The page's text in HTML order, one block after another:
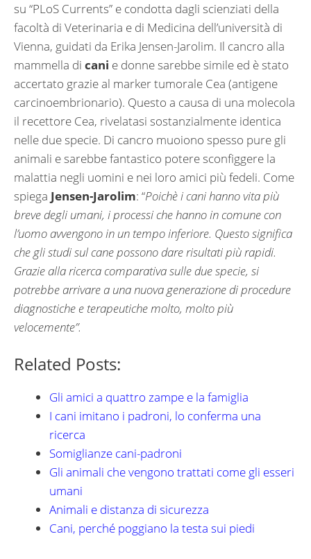
su “PLoS Currents” e condotta dagli scienziati della
facoltà di Veterinaria e di Medicina dell’università di
Vienna, guidati da Erika Jensen-Jarolim. Il cancro alla
mammella di cani e donne sarebbe simile ed è stato
accertato grazie al marker tumorale Cea (antigene
carcinoembrionario). Questo a causa di una molecola
il recettore Cea, rivelatasi sostanzialmente identica
nelle due specie. Di cancro muoiono spesso pure gli
animali e sarebbe fantastico potere sconfiggere la
malattia negli uomini e nei loro amici più fedeli. Come
spiega Jensen-Jarolim: “Poichè i cani hanno vita più
breve degli umani, i processi che hanno in comune con
l’uomo avvengono in un tempo inferiore. Questo significa
che gli studi sul cane possono dare risultati più rapidi.
Grazie alla ricerca comparativa sulle due specie, si
potrebbe arrivare a una nuova generazione di procedure
diagnostiche e terapeutiche molto, molto più
velocemente”.
Related Posts:
Gli amici a quattro zampe e la famiglia
I cani imitano i padroni, lo conferma una
ricerca
Somiglianze cani-padroni
Gli animali che vengono trattati come gli esseri
umani
Animali e distanza di sicurezza
Cani, perché poggiano la testa sui piedi